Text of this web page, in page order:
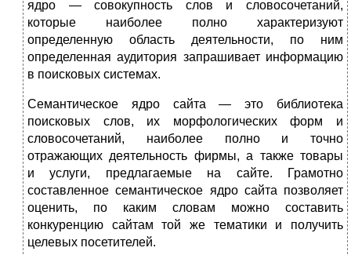
ядро — совокупность слов и словосочетаний,
которые наиболее полно характеризуют
определенную область деятельности, по ним
определенная аудитория запрашивает информацию
в поисковых системах.
Семантическое ядро сайта — это библиотека
поисковых слов, их морфологических форм и
словосочетаний, наиболее полно и точно
отражающих деятельность фирмы, а также товары
и услуги, предлагаемые на сайте. Грамотно
составленное семантическое ядро сайта позволяет
оценить, по каким словам можно составить
конкуренцию сайтам той же тематики и получить
целевых посетителей.